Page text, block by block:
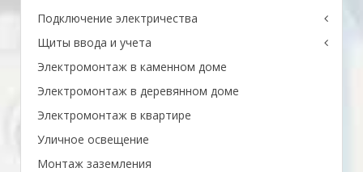
Подключение электричества
Щиты ввода и учета
Электромонтаж в каменном доме
Электромонтаж в деревянном доме
Электромонтаж в квартире
Уличное освещение
Монтаж заземления